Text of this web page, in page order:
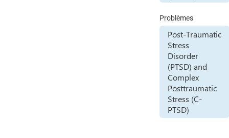
Problèmes
Post-Traumatic
Stress
Disorder
(PTSD) and
Complex
Posttraumatic
Stress (C-
PTSD)